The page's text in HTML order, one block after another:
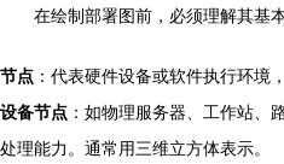
在绘制部署图前，必须理解其基
节点 ：代表硬件设备或软件执行环境
设备节点 ：如物理服务器、工作站、
处理能力。通常用三维立方体表示。